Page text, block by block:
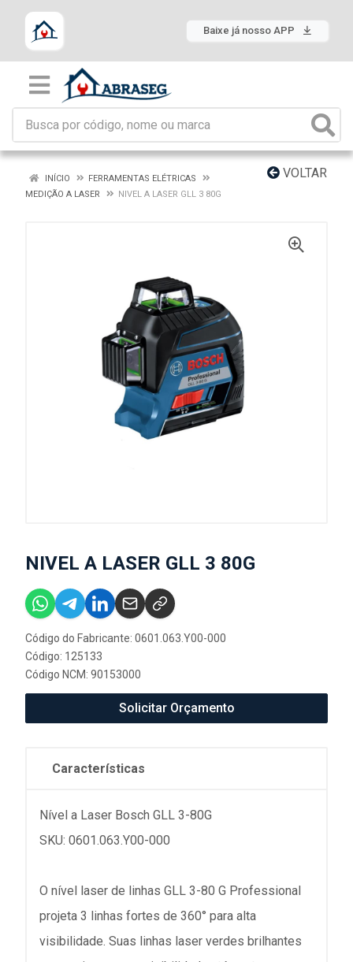
Baixe já nosso APP
VOLTAR
INÍCIO
FERRAMENTAS ELÉTRICAS
MEDIÇÃO A LASER
NIVEL A LASER GLL 3 80G
NIVEL A LASER GLL 3 80G
Código do Fabricante: 0601.063.Y00-000
Código: 125133
Código NCM: 90153000
Solicitar Orçamento
Características
Nível a Laser Bosch GLL 3-80G
SKU: 0601.063.Y00-000
O nível laser de linhas GLL 3-80 G Professional
projeta 3 linhas fortes de 360° para alta
visibilidade. Suas linhas laser verdes brilhantes